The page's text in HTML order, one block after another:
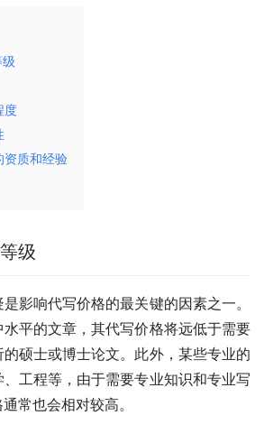
度
资质和经验
级
影响代写价格的最关键的因素之一。
平的文章，其代写价格将远低于需要
硕士或博士论文。此外，某些专业的
工程等，由于需要专业知识和专业写
常也会相对较高。